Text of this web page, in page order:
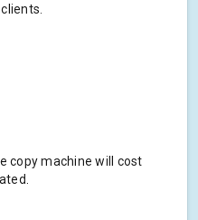
copy machine will cost